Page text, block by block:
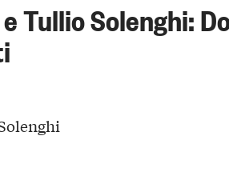
Tullio Solenghi: